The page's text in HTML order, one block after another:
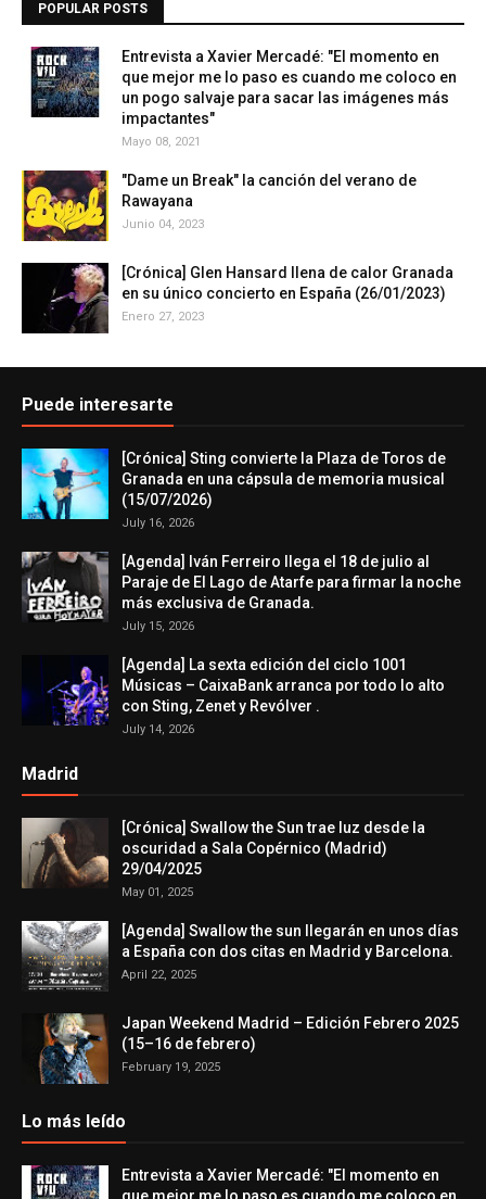
POPULAR POSTS
Entrevista a Xavier Mercadé: "El momento en
que mejor me lo paso es cuando me coloco en
un pogo salvaje para sacar las imágenes más
impactantes"
Mayo 08, 2021
"Dame un Break" la canción del verano de
Rawayana
Junio 04, 2023
[Crónica] Glen Hansard llena de calor Granada
en su único concierto en España (26/01/2023)
Enero 27, 2023
Puede interesarte
[Crónica] Sting convierte la Plaza de Toros de
Granada en una cápsula de memoria musical
(15/07/2026)
July 16, 2026
[Agenda] Iván Ferreiro llega el 18 de julio al
Paraje de El Lago de Atarfe para firmar la noche
más exclusiva de Granada.
July 15, 2026
[Agenda] La sexta edición del ciclo 1001
Músicas – CaixaBank arranca por todo lo alto
con Sting, Zenet y Revólver .
July 14, 2026
Madrid
[Crónica] Swallow the Sun trae luz desde la
oscuridad a Sala Copérnico (Madrid)
29/04/2025
May 01, 2025
[Agenda] Swallow the sun llegarán en unos días
a España con dos citas en Madrid y Barcelona.
April 22, 2025
Japan Weekend Madrid – Edición Febrero 2025
(15–16 de febrero)
February 19, 2025
Lo más leído
Entrevista a Xavier Mercadé: "El momento en